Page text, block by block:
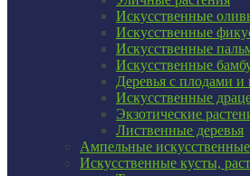
Искусственные
Искусственные
Искусственные
Искусственные
Деревья с плодами и
Искусственные
Экзотические
Лиственные деревья
Ампельные
Искусственные кусты,